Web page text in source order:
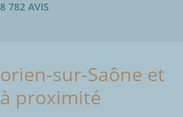
782 AVIS
sur-Saône et
proximité